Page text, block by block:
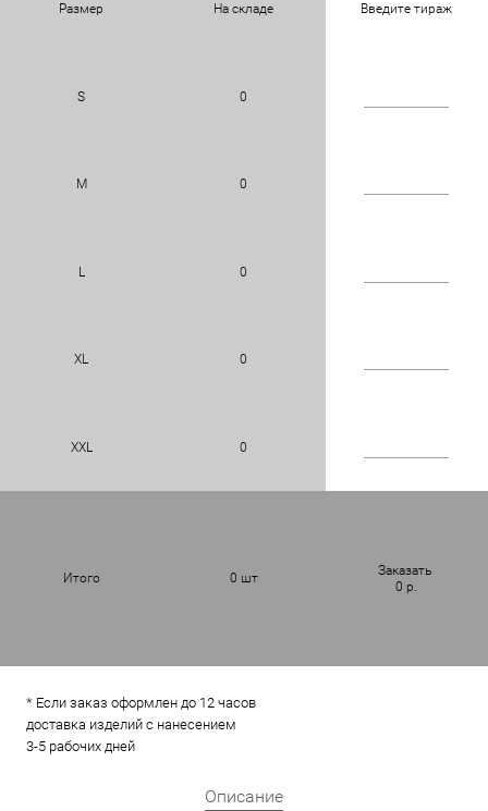
Размер На складе Введите тираж
S 0
M 0
L 0
XL 0
XXL 0
Итого 0 шт
Заказать
0 р.
* Если заказ оформлен до 12 часов
доставка изделий с нанесением
3-5 рабочих дней
Описание